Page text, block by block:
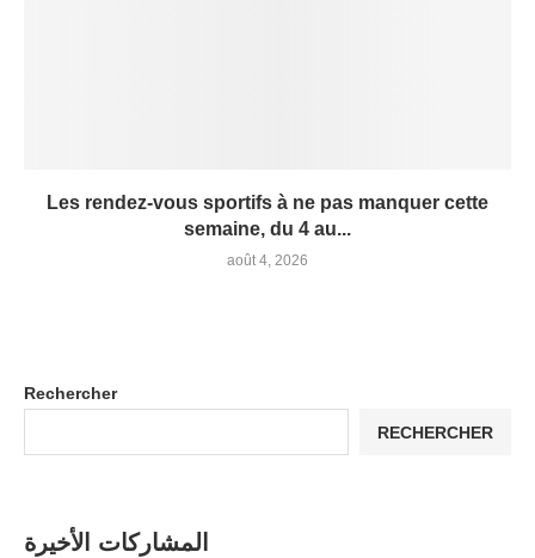
Les rendez-vous sportifs à ne pas manquer cette
semaine, du 4 au...
août 4, 2026
Rechercher
RECHERCHER
المشاركات الأخيرة